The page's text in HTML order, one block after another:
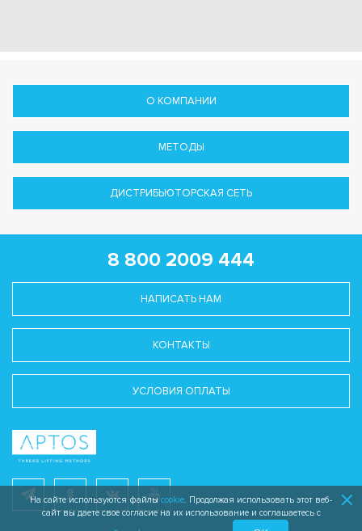
О КОМПАНИИ
МЕТОДЫ
ДИСТРИБЬЮТОРСКАЯ СЕТЬ
8 800 2009 444
НАПИСАТЬ НАМ
КОНТАКТЫ
УСЛОВИЯ ОПЛАТЫ
На сайте используются файлыcookie. Продолжая использовать этот веб-
сайт вы даете свое согласие на их использование и соглашаетесь с